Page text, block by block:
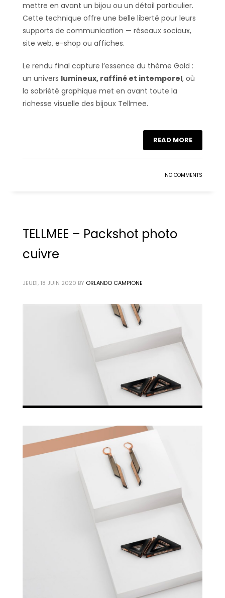
mettre en avant un bijou ou un détail particulier.
Cette technique offre une belle liberté pour leurs
supports de communication — réseaux sociaux,
site web, e-shop ou affiches.
Le rendu final capture l’essence du thème Gold :
un univers lumineux, raffiné et intemporel, où
la sobriété graphique met en avant toute la
richesse visuelle des bijoux Tellmee.
READ MORE
NO COMMENTS
TELLMEE – Packshot photo
cuivre
JEUDI, 18 JUIN 2020 BY ORLANDO CAMPIONE